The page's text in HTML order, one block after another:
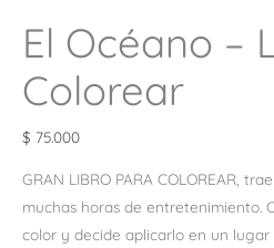
El Océano –
Colorear
$ 75.000
GRAN LIBRO PARA COLOREAR,
muchas horas de entretenimiento.
color y decide aplicarlo en un